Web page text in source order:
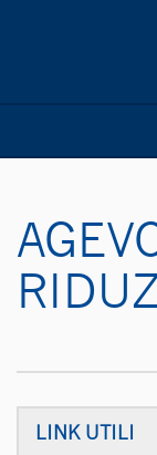
LINK UTILI